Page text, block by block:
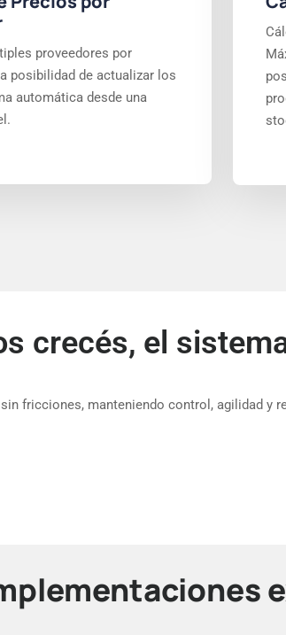
proveedores por
posibilidad de actualizar los
automática desde una
crecés, el
fricciones, manteniendo control, agilidad y